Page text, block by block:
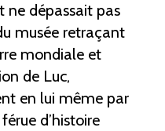
dépassait pas
musée retraçant
mondiale et
de Luc,
en lui même par
d’histoire